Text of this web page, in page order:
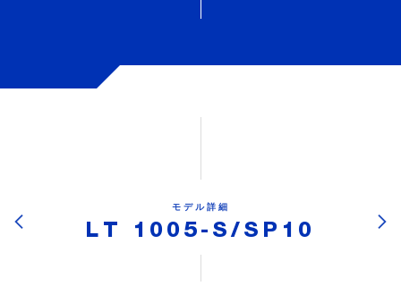
モデル詳細
LT 1005-S/SP10